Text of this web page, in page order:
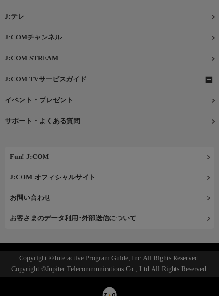
J:テレ
J:COMチャンネル
J:COM STREAM
J:COM TVサービスガイド
イベント・プレゼント
サポート・よくある質問
Fun! J:COM
J:COM オフィシャルサイト
お問い合わせ
お客さまのデータ利用･外部送信について
Copyright ©Interactive Program Guide, Inc.All Rights Reserved.
Copyright ©Jupiter Telecommunications Co., Ltd.All Rights Reserved.